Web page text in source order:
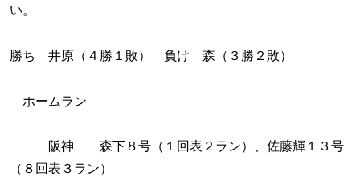
い。
勝ち 井原（４勝１敗） 負け 森（３勝２敗）
ホームラン
阪神 森下８号（１回表２ラン）、佐藤輝１３号
（８回表３ラン）